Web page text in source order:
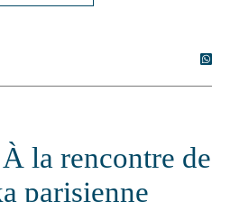
la rencontre de
parisienne